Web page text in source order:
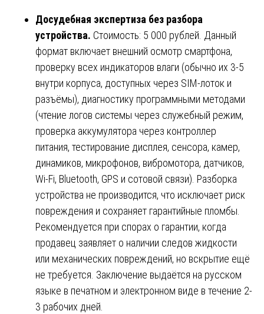
Досудебная экспертиза без разбора
устройства. Стоимость: 5 000 рублей. Данный
формат включает внешний осмотр смартфона,
проверку всех индикаторов влаги (обычно их 3-5
внутри корпуса, доступных через SIM-лоток и
разъёмы), диагностику программными методами
(чтение логов системы через служебный режим,
проверка аккумулятора через контроллер
питания, тестирование дисплея, сенсора, камер,
динамиков, микрофонов, вибромотора, датчиков,
Wi-Fi, Bluetooth, GPS и сотовой связи). Разборка
устройства не производится, что исключает риск
повреждения и сохраняет гарантийные пломбы.
Рекомендуется при спорах о гарантии, когда
продавец заявляет о наличии следов жидкости
или механических повреждений, но вскрытие ещё
не требуется. Заключение выдаётся на русском
языке в печатном и электронном виде в течение 2-
3 рабочих дней.